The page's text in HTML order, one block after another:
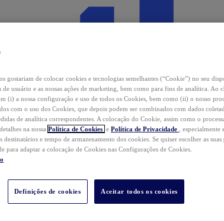
gostariam de colocar cookies e tecnologias semelhantes (“Cookie”) no seu
de usuário e as nossas ações de marketing, bem como para fins de analítica. Ao
(i) a nossa configuração e uso de todos os Cookies, bem como (ii) o nosso
com o uso dos Cookies, que depois podem ser combinados com dados
de analítica correspondentes. A colocação do Cookie, assim como o
na nossa Política de Cookies e Política de Privacidade
,
e tempo de armazenamento dos cookies. Se quiser escolher as suas
para adaptar a colocação de Cookies nas Configurações de Cookies.
Definições de cookies Aceitar todos os cookies